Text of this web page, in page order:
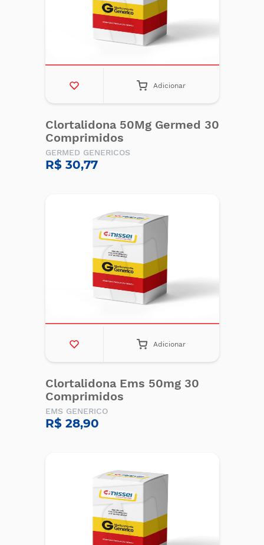
Adicionar
Clortalidona 50Mg Germed 30
Comprimidos
GERMED GENERICOS
R$ 30,77
Adicionar
Clortalidona Ems 50mg 30
Comprimidos
EMS GENERICO
R$ 28,90